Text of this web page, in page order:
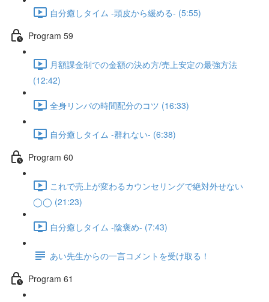
自分癒しタイム -頭皮から緩める- (5:55)
Program 59
月額課金制での金額の決め方/売上安定の最強方法
(12:42)
全身リンパの時間配分のコツ (16:33)
自分癒しタイム -群れない- (6:38)
Program 60
これで売上が変わるカウンセリングで絶対外せない
◯◯ (21:23)
自分癒しタイム -陰褒め- (7:43)
あい先生からの一言コメントを受け取る！
Program 61